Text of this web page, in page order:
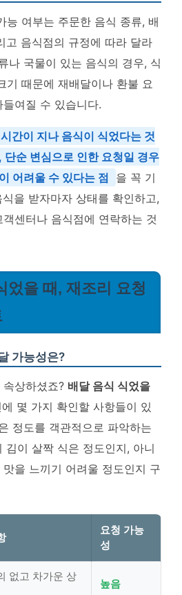
능 여부는 주문한 음식 종류, 배
고 음식점의 규정에 따라 달라
나 국물이 있는 음식의 경우, 식
기 때문에 재배달이나 환불 요
여질 수 있습니다.
간이 지나 음식이 식었다는 것
단순 변심으로 인한 요청일 경우
어려울 수 있다는 점
을 꼭 기
을 받자마자 상태를 확인하고,
센터나 음식점에 연락하는 것
었을 때, 재조리 요청
가능성은?
상하셨죠? 배달 음식 식었을
몇 가지 확인할 사항들이 있
정도를 객관적으로 파악하는
김이 살짝 식은 정도인지, 아니
을 느끼기 어려울 정도인지 구
요청 가능
성
없고 차가운 상
높음